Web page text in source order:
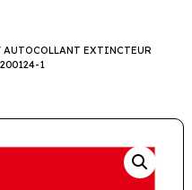
AUTOCOLLANT EXTINCTEUR
1